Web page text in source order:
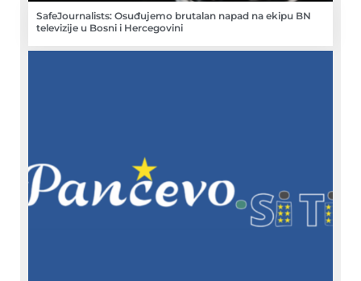
SafeJournalists: Osuđujemo brutalan napad na ekipu BN
televizije u Bosni i Hercegovini